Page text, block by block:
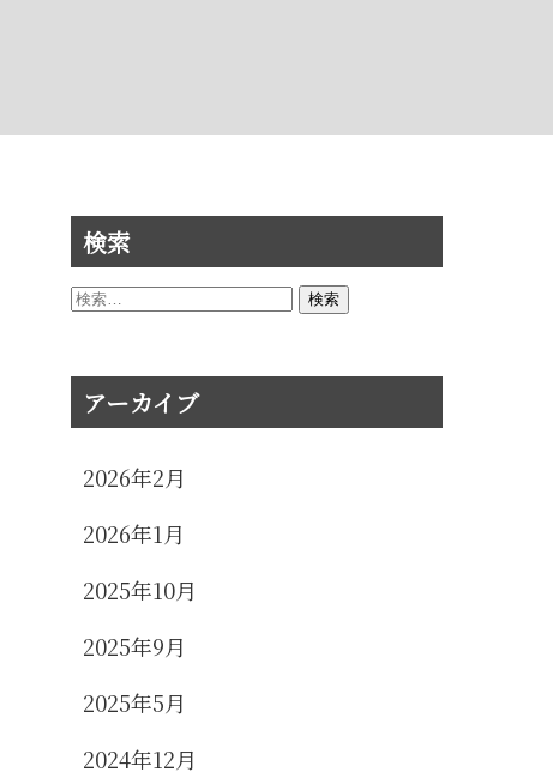
検索
検
アーカイブ
2026年2月
2026年1月
2025年10月
2025年9月
2025年5月
2024年12月